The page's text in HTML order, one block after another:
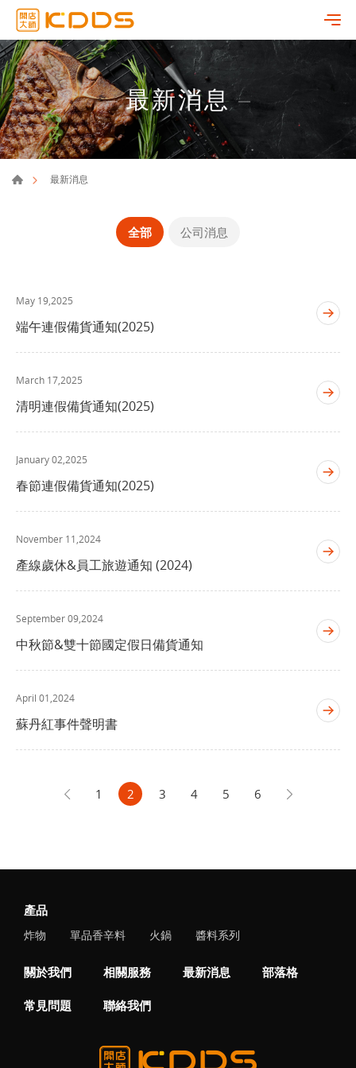
最新消息
最新消息
全部 公司消息
May 19,2025
端午連假備貨通知(2025)
March 17,2025
清明連假備貨通知(2025)
January 02,2025
春節連假備貨通知(2025)
November 11,2024
產線歲休&員工旅遊通知 (2024)
September 09,2024
中秋節&雙十節國定假日備貨通知
April 01,2024
蘇丹紅事件聲明書
1 2 3 4 5 6
產品
炸物 單品香辛料 火鍋 醬料系列
關於我們 相關服務 最新消息 部落格
常見問題 聯絡我們